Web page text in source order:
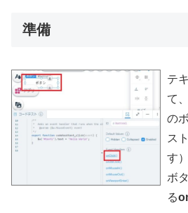
準備
テ
て
の
ス
す）
ボ
る